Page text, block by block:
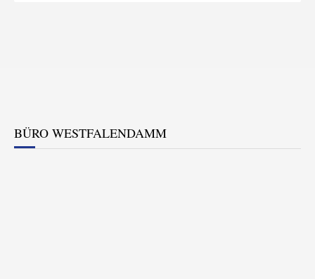
BÜRO WESTFALENDAMM